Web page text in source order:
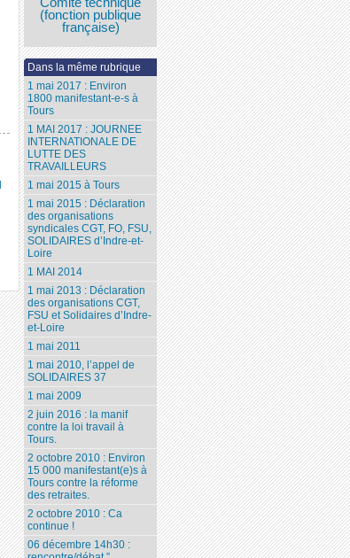
(fonction publique
française)
Dans la même rubrique
1 mai 2017 : Environ
1800 manifestant-e-s à
Tours
1 MAI 2017 : JOURNEE
INTERNATIONALE DE
LUTTE DES
TRAVAILLEURS
1 mai 2015 à Tours
1 mai 2015 : Déclaration
des organisations
syndicales CGT, FO, FSU,
SOLIDAIRES d’Indre-et-
Loire
1 MAI 2014
1 mai 2013 : Déclaration
des organisations CGT,
FSU et Solidaires d’Indre-
et-Loire
1 mai 2011
1 mai 2010, l’appel de
SOLIDAIRES 37
1 mai 2009
2 juin 2016 : la manif
contre la loi travail à
Tours.
2 octobre 2010 : Environ
15 000 manifestant(e)s à
Tours contre la réforme
des retraites.
2 octobre 2010 : Ca
continue !
06 décembre 14h30 :